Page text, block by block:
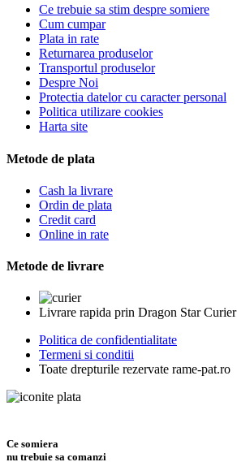
Ce trebuie sa stim despre somiere
Cum cumpar
Plata in rate
Returnarea produselor
Transportul produselor
Despre Noi
Protectia datelor cu caracter personal
Politica utilizare cookies
Harta site
Metode de plata
Cash la livrare
Ordin de plata
Credit card
Online in rate
Metode de livrare
Livrare rapida prin Dragon Star Curier
Politica de confidentialitate
Termeni si conditii
Toate drepturile rezervate rame-pat.ro
Ce somiera
nu trebuie sa comanzi